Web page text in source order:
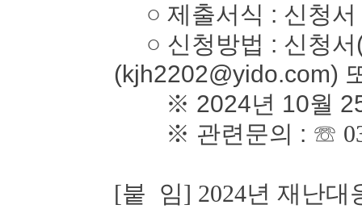
○ 제출서식 : 신청서
○ 신청방법 : 신청서
(kjh2202@yido.com)
※ 2024년 10월 25
※ 관련문의 : ☏
[붙 임] 2024년 재난대